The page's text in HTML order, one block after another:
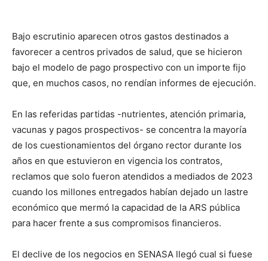
Bajo escrutinio aparecen otros gastos destinados a
favorecer a centros privados de salud, que se hicieron
bajo el modelo de pago prospectivo con un importe fijo
que, en muchos casos, no rendían informes de ejecución.
En las referidas partidas -nutrientes, atención primaria,
vacunas y pagos prospectivos- se concentra la mayoría
de los cuestionamientos del órgano rector durante los
años en que estuvieron en vigencia los contratos,
reclamos que solo fueron atendidos a mediados de 2023
cuando los millones entregados habían dejado un lastre
económico que mermó la capacidad de la ARS pública
para hacer frente a sus compromisos financieros.
El declive de los negocios en SENASA llegó cual si fuese